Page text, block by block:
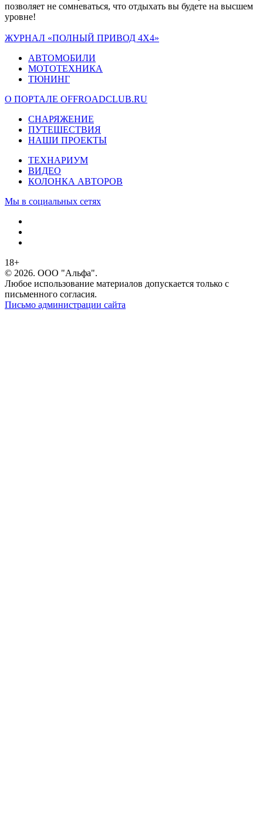
позволяет не сомневаться, что отдыхать вы будете на высшем
уровне!
ЖУРНАЛ «ПОЛНЫЙ ПРИВОД 4Х4»
АВТОМОБИЛИ
МОТОТЕХНИКА
ТЮНИНГ
О ПОРТАЛЕ OFFROADCLUB.RU
СНАРЯЖЕНИЕ
ПУТЕШЕСТВИЯ
НАШИ ПРОЕКТЫ
ТЕХНАРИУМ
ВИДЕО
КОЛОНКА АВТОРОВ
Мы в социальных сетях
18+
© 2026. ООО "Альфа".
Любое использование материалов допускается только с
письменного согласия.
Письмо администрации сайта